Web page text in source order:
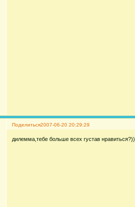
Поделиться2007-06-20 20:29:29
дилемма,тебе больше всех густав нравиться?))